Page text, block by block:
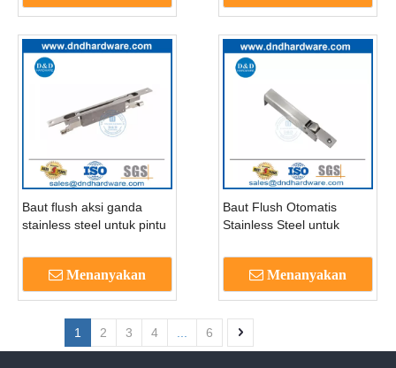
Baut flush aksi ganda
stainless steel untuk pintu
DDDB022-B
Menanyakan
Baut Flush Otomatis
Stainless Steel untuk
Menanyakan
1 2 3 4 6